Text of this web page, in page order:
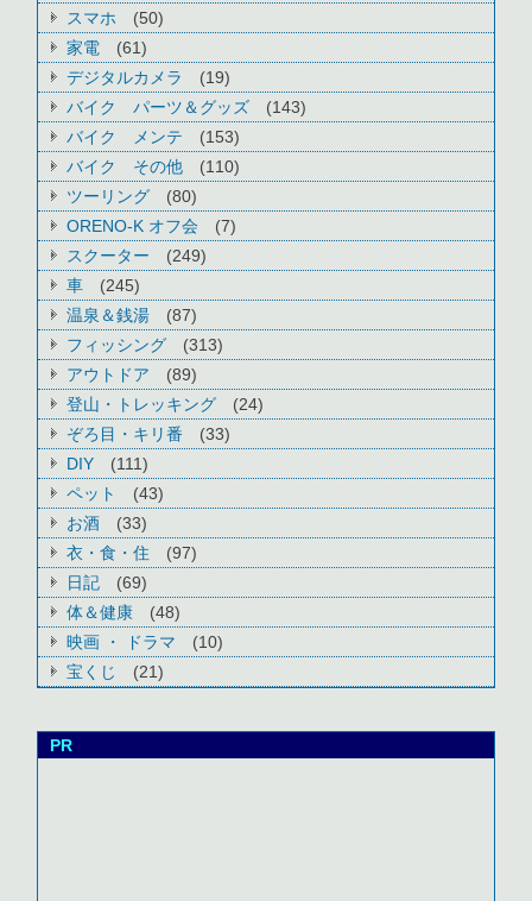
スマホ
(50)
家電
(61)
デジタルカメラ
(19)
バイク パーツ＆グッズ
(143)
バイク メンテ
(153)
バイク その他
(110)
ツーリング
(80)
ORENO-K オフ会
(7)
スクーター
(249)
車
(245)
温泉＆銭湯
(87)
フィッシング
(313)
アウトドア
(89)
登山・トレッキング
(24)
ぞろ目・キリ番
(33)
DIY
(111)
ペット
(43)
お酒
(33)
衣・食・住
(97)
日記
(69)
体＆健康
(48)
映画 ・ ドラマ
(10)
宝くじ
(21)
PR